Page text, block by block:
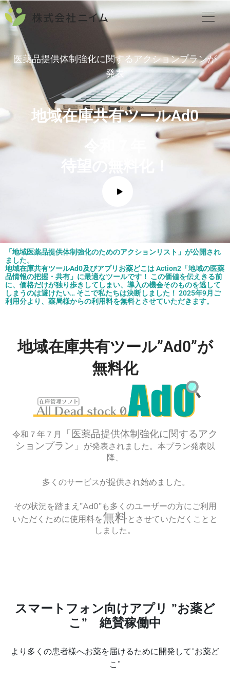
内
容
ス
ッ
医薬品提供体制強化に関するアクションプランが
発表
地域在庫共有ツールAd0
令和７年
「地域医薬品提供体制強化のためのアクションリスト」が公開され
ました。
地域在庫共有ツールAd0及びアプリお薬どこは Action2「地域の医薬
品情報の把握・共有」に最適なツールです！ この価値を伝えきる前
に、価格だけが独り歩きしてしまい、導入の機会そのものを逃して
しまうのは避けたい… そこで私たちは決断しました！ 2025年9月ご
利用分より、薬局様からの利用料を無料とさせていただきます。
地域在庫共有ツール”Ad0”が
無料化
令和７年７月
「医薬品提供体制強化に関するアク
ションプラン」 が発表されました。本プラン発表以
降、
多くのサービスが提供され始めました。
その状況を踏まえ”Ad0”も多くのユーザーの方にご利用
いただくために使用料を無料とさせていただくことと
しました。
スマートフォン向けアプリ ”お薬ど
こ” 絶賛稼働中
より多くの患者様へお薬を届けるために開発して”お薬ど
こ”